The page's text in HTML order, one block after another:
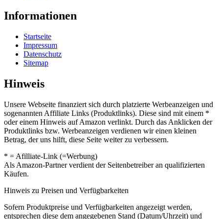
Informationen
Startseite
Impressum
Datenschutz
Sitemap
Hinweis
Unsere Webseite finanziert sich durch platzierte Werbeanzeigen und
sogenannten Affiliate Links (Produktlinks). Diese sind mit einem *
oder einem Hinweis auf Amazon verlinkt. Durch das Anklicken der
Produktlinks bzw. Werbeanzeigen verdienen wir einen kleinen
Betrag, der uns hilft, diese Seite weiter zu verbessern.
* = Afilliate-Link (=Werbung)
Als Amazon-Partner verdient der Seitenbetreiber an qualifizierten
Käufen.
Hinweis zu Preisen und Verfügbarkeiten
Sofern Produktpreise und Verfügbarkeiten angezeigt werden,
entsprechen diese dem angegebenen Stand (Datum/Uhrzeit) und